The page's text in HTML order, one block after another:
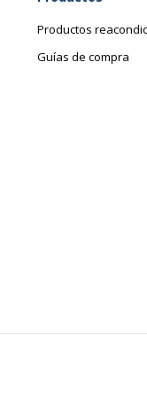
Productos
Guías de compra